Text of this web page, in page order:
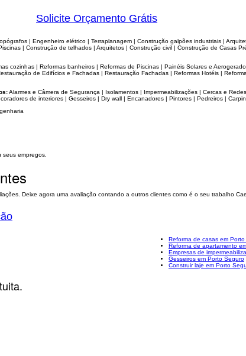
Solicite Orçamento Grátis
| Engenheiro elétrico | Terraplanagem | Construção galpões industriais |
| Construção de telhados | Arquitetos | Construção civil | Construção de Casas
cozinhas | Reformas banheiros | Reformas de Piscinas | Painéis Solares e
de Edifícios e Fachadas | Restauração Fachadas | Reformas Hotéis |
Alarmes e Câmera de Segurança | Isolamentos | Impermeabilizações | Cercas e
de interiores | Gesseiros | Dry wall | Encanadores | Pintores | Pedreiros |
empregos.
Deixe agora uma avaliação contando a outros clientes como é o seu trabalho
Reforma de casas em
Reforma de apartamento
Empresas de
Gesseiros em Porto Seguro
Construir laje em Porto